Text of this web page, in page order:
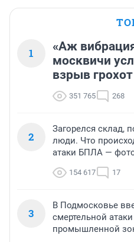
1
«Аж
москвичи
взрыв грохот
351 765 268
2
Загорелся склад,
люди. Что
атаки БПЛА —
154 617 17
3
В Подмосковье
смертельной
промышленной